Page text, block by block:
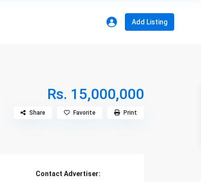
Add Listing
Rs. 15,000,000
Share Favorite Print
Contact Advertiser: